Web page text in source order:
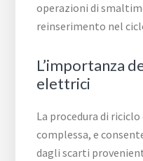
operazioni di
reinserimento nel
L’importanza
elettrici
La procedura di
complessa, e
dagli scarti